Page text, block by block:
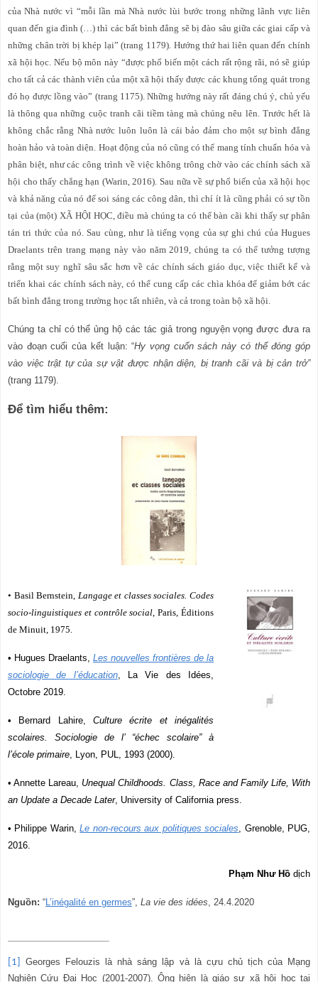
của Nhà nước vì “mỗi lần mà Nhà nước lùi bước trong những lãnh vực liên
quan đến gia đình (…) thì các bất bình đẳng sẽ bị đào sâu giữa các giai cấp và
những chân trời bị khép lại” (trang 1179). Hướng thứ hai liên quan đến chính
xã hội học. Nếu bộ môn này “được phổ biến một cách rất rộng rãi, nó sẽ giúp
cho tất cả các thành viên của một xã hội thấy được các khung tổng quát trong
đó họ được lồng vào” (trang 1175). Những hướng này rất đáng chú ý, chủ yếu
là thông qua những cuộc tranh cãi tiềm tàng mà chúng nêu lên. Trước hết là
không chắc rằng Nhà nước luôn luôn là cái bảo đảm cho một sự bình đẳng
hoàn hảo và toàn diện. Hoạt động của nó cũng có thể mang tính chuẩn hóa và
phân biệt, như các công trình về việc không trông chờ vào các chính sách xã
hội cho thấy chẳng hạn (Warin, 2016). Sau nữa về sự phổ biến của xã hội học
và khả năng của nó để soi sáng các công dân, thì chí ít là cũng phải có sự tồn
tại của (một) XÃ HỘI HỌC, điều mà chúng ta có thể bàn cãi khi thấy sự phân
tán tri thức của nó. Sau cùng, như là tiếng vọng của sự ghi chú của Hugues
Draelants trên trang mạng này vào năm 2019, chúng ta có thể tưởng tượng
rằng một suy nghĩ sâu sắc hơn về các chính sách giáo dục, việc thiết kế và
triển khai các chính sách này, có thể cung cấp các chìa khóa để giảm bớt các
bất bình đẳng trong trường học tất nhiên, và cả trong toàn bộ xã hội.
Chúng ta chỉ có thể ủng hộ các tác giả trong nguyện vọng được đưa ra
vào đoạn cuối của kết luận: “Hy vọng cuốn sách này có thể đóng góp
vào việc trật tự của sự vật được nhận diện, bị tranh cãi và bị cản trở”
(trang 1179).
Để tìm hiểu thêm:
• Basil Bernstein, Langage et classes sociales. Codes
socio-linguistiques et contrôle social , Paris, Éditions
de Minuit, 1975.
• Hugues Draelants, Les nouvelles frontières de la
sociologie de l’éducation, La Vie des Idées,
Octobre 2019.
• Bernard Lahire, Culture écrite et inégalités
scolaires. Sociologie de l’
“échec scolaire” à
l’école primaire , Lyon, PUL , 1993 (2000).
• Annette Lareau, Unequal Childhoods. Class, Race and Family Life, With
an Update a Decade Later, University of California press.
• Philippe Warin,Le non-recours aux politiques sociales , Grenoble, PUG
2016.
Phạm Như Hồ dịch
Nguồn: “L’inégalité en germes”, La vie des idées , 24.4.2020
[1]
Georges Felouzis là nhà sáng lập và là cựu chủ tịch của Mạng
Nghiên Cứu Đại Học (2001-2007). Ông hiện là giáo sư xã hội học tại